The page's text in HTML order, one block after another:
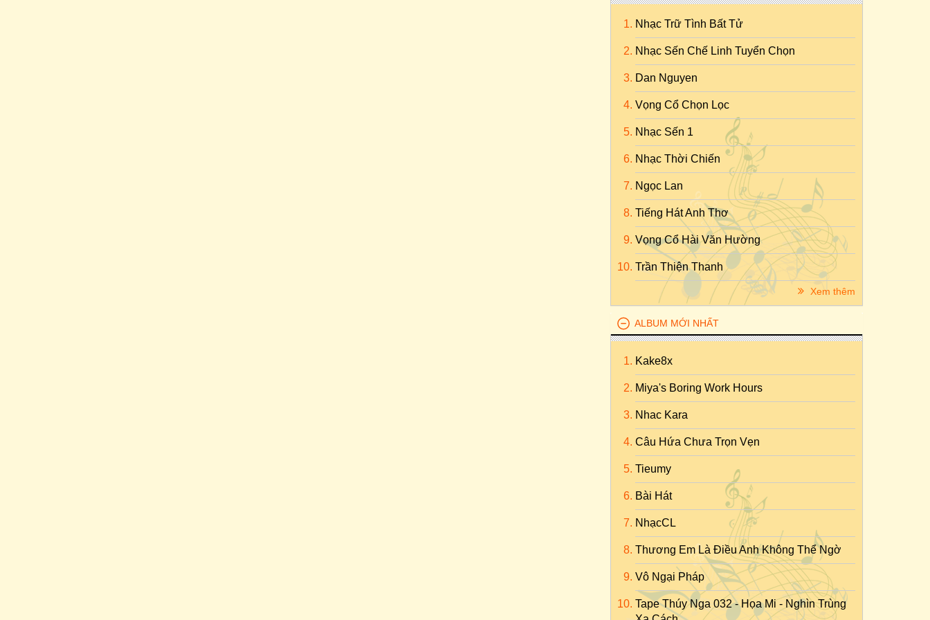
Nhạc Trữ Tình Bất Tử
Nhạc Sến Chế Linh Tuyển Chọn
Dan Nguyen
Vọng Cổ Chọn Lọc
Nhạc Sến 1
Nhạc Thời Chiến
Ngọc Lan
Tiếng Hát Anh Thơ
Vọng Cổ Hài Văn Hường
Trần Thiện Thanh
Xem thêm
ALBUM MỚI NHẤT
Kake8x
Miya's Boring Work Hours
Nhac Kara
Câu Hứa Chưa Trọn Vẹn
Tieumy
Bài Hát
NhạcCL
Thương Em Là Điều Anh Không Thể Ngờ
Vô Ngại Pháp
Tape Thúy Nga 032 - Họa Mi - Nghìn Trùng